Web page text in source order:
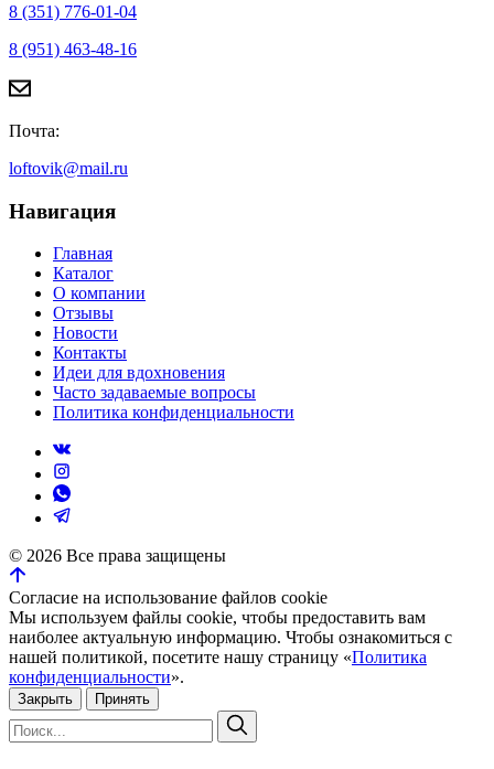
8 (351) 776-01-04
8 (951) 463-48-16
Почта:
loftovik@mail.ru
Навигация
Главная
Каталог
О компании
Отзывы
Новости
Контакты
Идеи для вдохновения
Часто задаваемые вопросы
Политика конфиденциальности
© 2026 Все права защищены
Согласие на использование файлов cookie
Мы используем файлы cookie, чтобы предоставить вам
наиболее актуальную информацию. Чтобы ознакомиться с
нашей политикой, посетите нашу страницу «Политика
конфиденциальности».
Закрыть Принять
Искать:
Поиск